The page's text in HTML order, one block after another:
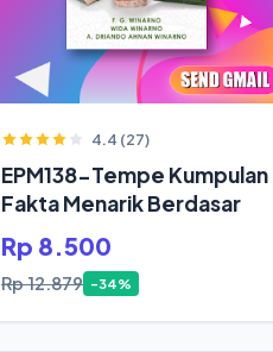
4.4 (27)
EPM138-Tempe Kumpulan
Fakta Menarik Berdasar
Rp 8.500
Rp 12.879 -34%